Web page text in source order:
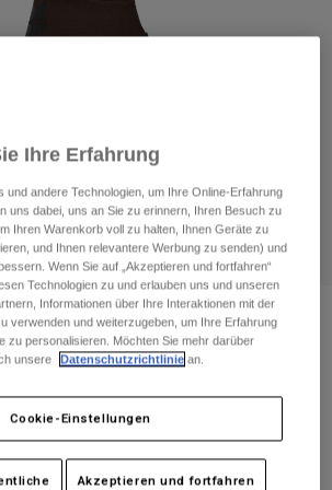
Zubehör
Ranger Fire Damen
40% OFF
Ihre Erfahrung
und andere Technologien, um Ihre Online-Erfahrung
uns dabei, uns an Sie zu erinnern, Ihren Besuch zu
Ihren Warenkorb voll zu halten, Ihnen Geräte zu
und Ihnen relevantere Werbung zu senden) und
Wenn Sie auf „Akzeptieren und fortfahren“
Technologien zu und erlauben uns und unseren
Informationen über Ihre Interaktionen mit der
verwenden und weiterzugeben, um Ihre Erfahrung
zu personalisieren. Möchten Sie mehr darüber
unsere
Datenschutzrichtlinie an.
Cookie-Einstellungen
Akzeptieren und fortfahren